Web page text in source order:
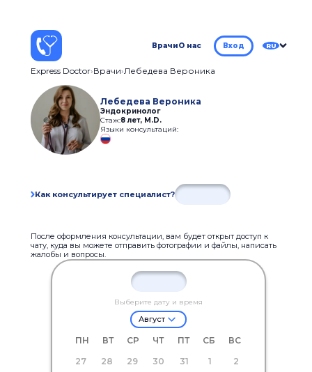
ВрачиО нас Вход RU
Express Doctor Врачи Лебедева Вероника
Лебедева Вероника
Эндокринолог
Стаж:8 лет, M.D.
Языки консультаций:
Как консультирует специалист?
После оформления консультации, вам будет открыт доступ к
чату, куда вы можете отправить фотографии и файлы, написать
жалобы и вопросы.
Выберите дату и время
Август
ПН ВТ СР ЧТ ПТ СБ
ВС
27
28 29 30 31 1
2